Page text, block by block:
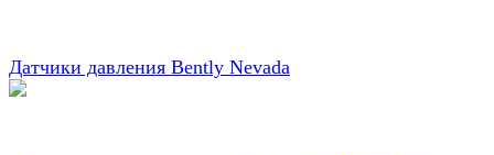
Датчики давления Bently Nevada